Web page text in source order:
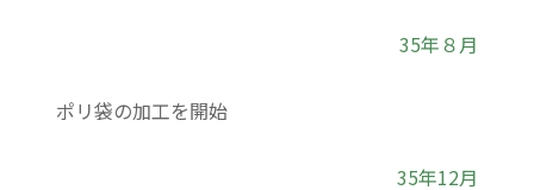
35年８月
ポリ袋の加工を開始
35年12月